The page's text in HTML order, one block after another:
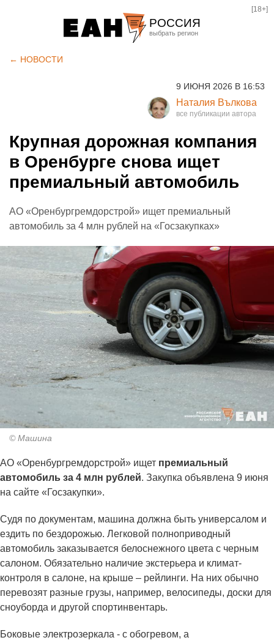
РОССИЯ
Курган
Оренбург
[18+]
← НОВОСТИ
9 ИЮНЯ 2026 В 16:53
Наталия Вълкова
Крупная дорожная компания
в Оренбурге снова ищет
премиальный автомобиль
АО «Оренбургремдорстрой» ищет премиальный
автомобиль за 4 млн рублей на «Госзакупках»
© Машина
АО «Оренбургремдорстрой» ищет премиальный
автомобиль за 4 млн рублей. Закупка объявлена 9 июня
на сайте «Госзакупки».
Судя по документам, машина должна быть универсалом и
ездить по бездорожью. Легковой полноприводный
автомобиль заказывается белоснежного цвета с черным
салоном. Обязательно наличие экстерьера и климат-
контроля в салоне, на крыше – рейлинги. На них обычно
перевозят разные грузы, например, велосипеды, доски для
сноуборда и другой спортинвентарь.
Боковые электрозеркала - с обогревом, а